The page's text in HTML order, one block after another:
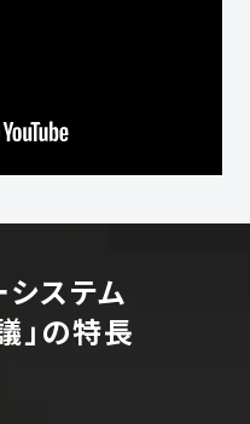
システム
」の特長